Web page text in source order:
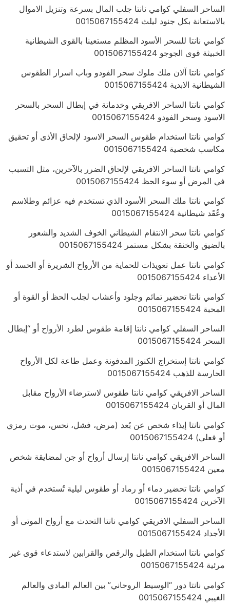
الساحر السفلي كوامي نانتا جلب المال بسرعة وتنزيل الاموال
بالاستعانة بكل جنود ليلث 0015067155424
كوامي نانتا للسحر الأسود المظلم مستعينا بالقوى الشيطانية
الخبيثة قوى الجوجو 0015067155424
كوامي نانتا آلان ملك ملوك سحر الفودو وباب اسرار الطقوس
الشيطانية الابدية 0015067155424
كوامي نانتا الساحر الافريقي وخدماتة في إبطال السحر بالسحر
الاسود وسحر الفودو 0015067155424
كوامي نانتا استخدام طقوس السحر الاسود لإلحاق الأذى أو تحقيق
مكاسب شخصية 0015067155424
كوامي نانتا الساحر الافريقي لإلحاق الضرر بالآخرين، مثل التسبب
في المرض أو سوء الحظ 0015067155424
كوامي نانتا ملك السحر الأسود الذي تستخدم فيه عزائم وطلاسم
وعُقَد شيطانية 0015067155424
كوامي نانتا سحر الانتقام الشيطاني الخوف الشديد والشعور
بالضيق والخنقة بشكل مستمر 0015067155424
كوامي نانتا عمل تعويذات للحماية من الأرواح الشريرة أو الحسد أو
الأعداء 0015067155424
كوامي نانتا تحضير تمائم وجلود وأعشاب لجلب الحظ أو القوة أو
المحبة 0015067155424
الساحر السفلي كوامي نانتا إقامة طقوس لطرد الأرواح أو “إبطال
السحر 0015067155424
كوامي نانتا إستخراج الكنوز المدفونة وعمل طاعة لكل الأرواح
الحارسة للذهب 0015067155424
الساحر الافريقي كوامي نانتا طقوس لاسترضاء الأرواح مقابل
المال أو القربان 0015067155424
كوامي نانتا إيذاء شخص عن بُعد (مرض، فشل، نحس، موت رمزي
أو فعلي) 0015067155424
الساحر الافريقي كوامي نانتا إرسال أرواح أو جن لمضايقة شخص
معين 0015067155424
كوامي نانتا تحضير دماء أو رماد أو طقوس ليلية تُستخدم في أذية
الآخرين 0015067155424
الساحر السفلي الافريقي كوامي نانتا التحدث مع أرواح الموتى أو
الأجداد 0015067155424
كوامي نانتا استخدام الطبل والرقص والقرابين لاستدعاء قوى غير
مرئية 0015067155424
كوامي نانتا دور “الوسيط الروحاني” بين العالم المادي والعالم
الغيبي 0015067155424